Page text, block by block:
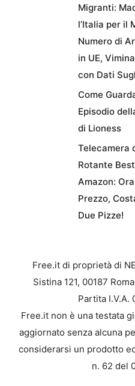
Migranti:
l’Italia per il
Numero di
in UE,
con Dati
Come
Episodio
di Lioness
Telecamera
Rotante
Amazon:
Prezzo,
Due Pizze!
Free.it di proprietà di
Sistina 121, 00187
Partita I.V.A.
Free.it non è una testata
aggiornato senza alcuna
considerarsi un prodotto
n. 62 del